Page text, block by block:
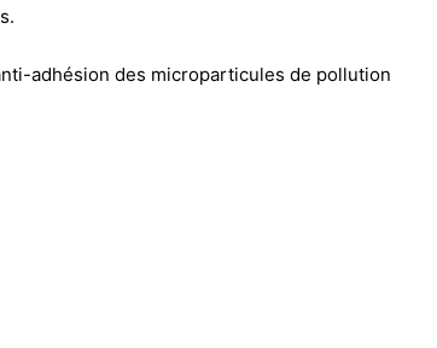
adhésion des microparticules de pollution